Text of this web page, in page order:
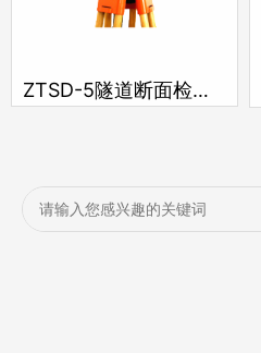
ZTSD-5隧道断面检测仪